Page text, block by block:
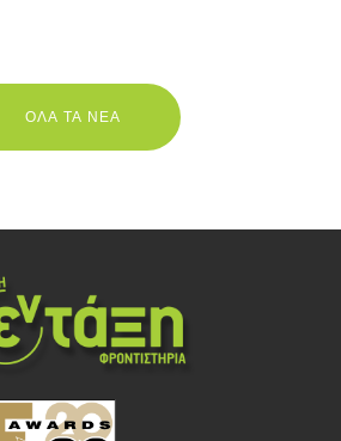
ΟΛΑ ΤΑ ΝΕΑ